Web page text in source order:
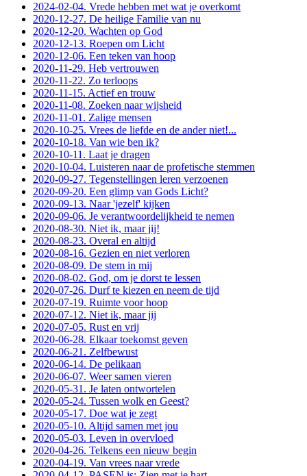
2024-02-04. Vrede hebben met wat je overkomt
2020-12-27. De heilige Familie van nu
2020-12-20. Wachten op God
2020-12-13. Roepen om Licht
2020-12-06. Een teken van hoop
2020-11-29. Heb vertrouwen
2020-11-22. Zo terloops
2020-11-15. Actief en trouw
2020-11-08. Zoeken naar wijsheid
2020-11-01. Zalige mensen
2020-10-25. Vrees de liefde en de ander niet!...
2020-10-18. Van wie ben ik?
2020-10-11. Laat je dragen
2020-10-04. Luisteren naar de profetische stemmen
2020-09-27. Tegenstellingen leren verzoenen
2020-09-20. Een glimp van Gods Licht?
2020-09-13. Naar 'jezelf' kijken
2020-09-06. Je verantwoordelijkheid te nemen
2020-08-30. Niet ik, maar jij!
2020-08-23. Overal en altijd
2020-08-16. Gezien en niet verloren
2020-08-09. De stem in mij
2020-08-02. God, om je dorst te lessen
2020-07-26. Durf te kiezen en neem de tijd
2020-07-19. Ruimte voor hoop
2020-07-12. Niet ik, maar jij
2020-07-05. Rust en vrij
2020-06-28. Elkaar toekomst geven
2020-06-21. Zelfbewust
2020-06-14. De pelikaan
2020-06-07. Weer samen vieren
2020-05-31. Je laten ontwortelen
2020-05-24. Tussen wolk en Geest?
2020-05-17. Doe wat je zegt
2020-05-10. Altijd samen met jou
2020-05-03. Leven in overvloed
2020-04-26. Telkens een nieuw begin
2020-04-19. Van vrees naar vrede